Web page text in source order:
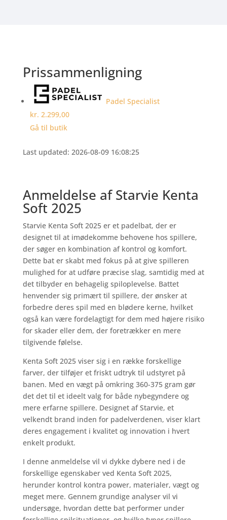
Prissammenligning
Padel Specialist
kr. 2.299,00
Gå til butik
Last updated: 2026-08-09 16:08:25
Anmeldelse af Starvie Kenta
Soft 2025
Starvie Kenta Soft 2025 er et padelbat, der er
designet til at imødekomme behovene hos spillere,
der søger en kombination af kontrol og komfort.
Dette bat er skabt med fokus på at give spilleren
mulighed for at udføre præcise slag, samtidig med at
det tilbyder en behagelig spiloplevelse. Battet
henvender sig primært til spillere, der ønsker at
forbedre deres spil med en blødere kerne, hvilket
også kan være fordelagtigt for dem med højere risiko
for skader eller dem, der foretrækker en mere
tilgivende følelse.
Kenta Soft 2025 viser sig i en række forskellige
farver, der tilføjer et friskt udtryk til udstyret på
banen. Med en vægt på omkring 360-375 gram gør
det det til et ideelt valg for både nybegyndere og
mere erfarne spillere. Designet af Starvie, et
velkendt brand inden for padelverdenen, viser klart
deres engagement i kvalitet og innovation i hvert
enkelt produkt.
I denne anmeldelse vil vi dykke dybere ned i de
forskellige egenskaber ved Kenta Soft 2025,
herunder kontrol kontra power, materialer, vægt og
meget mere. Gennem grundige analyser vil vi
undersøge, hvordan dette bat performer under